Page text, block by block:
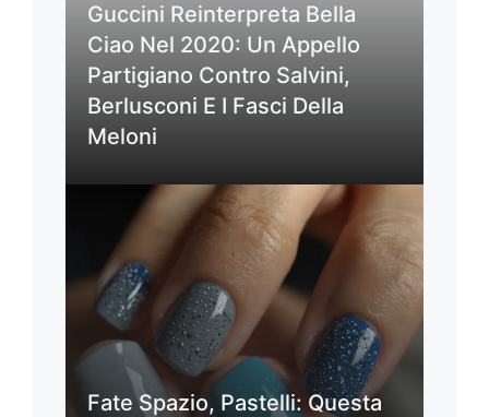
Guccini Reinterpreta Bella
Ciao Nel 2020: Un Appello
Partigiano Contro Salvini,
Berlusconi E I Fasci Della
Meloni
Fate Spazio, Pastelli: Questa